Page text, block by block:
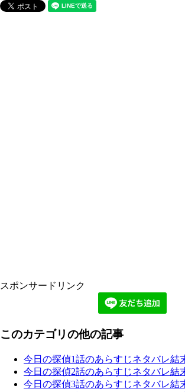
スポンサードリンク
このカテゴリの他の記事
今日の探偵1話のあらすじネタバレ結
今日の探偵2話のあらすじネタバレ結
今日の探偵3話のあらすじネタバレ結